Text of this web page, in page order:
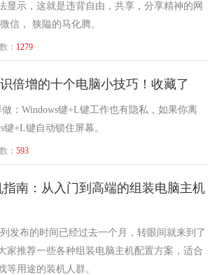
显示，这就是违背自由，共享，分享精神的网
信， 狭隘的马化腾。
： 1279
倍增的十个电脑小技巧！收藏了
：Windows键+L键工作也有隐私，如果你离
+L键自动锁住屏幕。
：593
指南：从入门到高端的组装电脑主机
发布的时间已经过去一个月，转眼间就来到了
家推荐一些各种组装电脑主机配置方案，适合
等用途的装机人群。